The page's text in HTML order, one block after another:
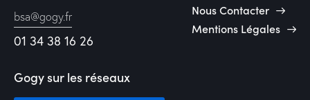
bsa@gogy.fr
01 34 38 16 26
Nous Contacter
Mentions Légales
Gogy sur les réseaux